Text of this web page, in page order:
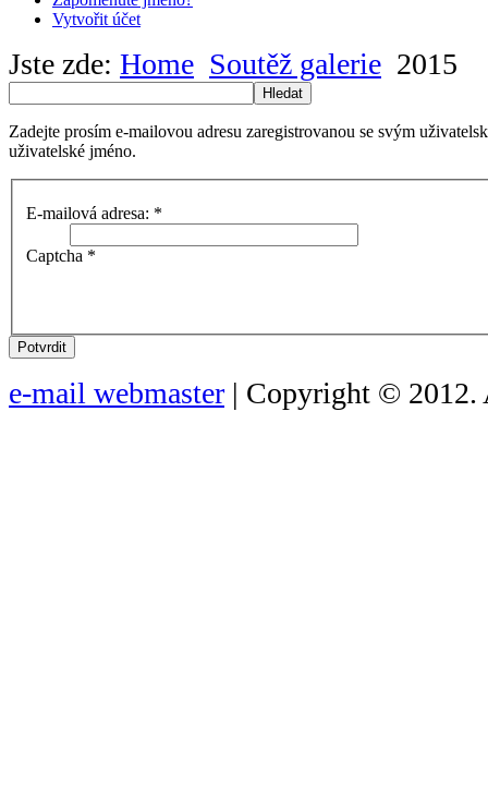
Vytvořit účet
Jste zde: Home Soutěž galerie 2015
Hledat
Zadejte prosím e-mailovou adresu zaregistrovanou se svým
uživatelské jméno.
E-mailová adresa: *
Captcha *
Potvrdit
e-mail webmaster | Copyright © 2012.